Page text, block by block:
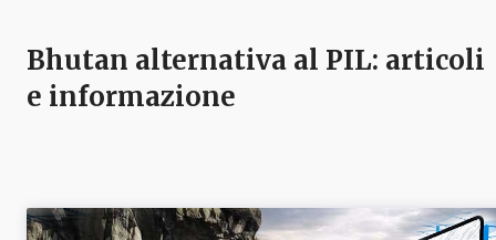
Bhutan alternativa al PIL: articoli
e informazione